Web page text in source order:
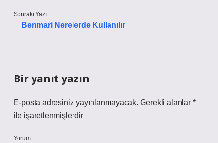
Sonraki Yazı
Benmari Nerelerde Kullanılır
Bir yanıt yazın
E-posta adresiniz yayınlanmayacak. Gerekli alanlar *
ile işaretlenmişlerdir
Yorum